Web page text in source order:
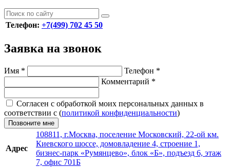
Телефон: +7(499) 702 45 50
Заявка на звонок
Имя * Телефон *
Комментарий *
Согласен с обработкой моих персональных данных в
соответствии с (политикой конфиденциальности)
Позвоните мне
Адрес
108811, г.Москва, поселение Московский, 22-ой км.
Киевского шоссе, домовладение 4, строение 1,
бизнес-парк «Румянцево», блок «Б», подъезд 6, этаж
7, офис 701Б